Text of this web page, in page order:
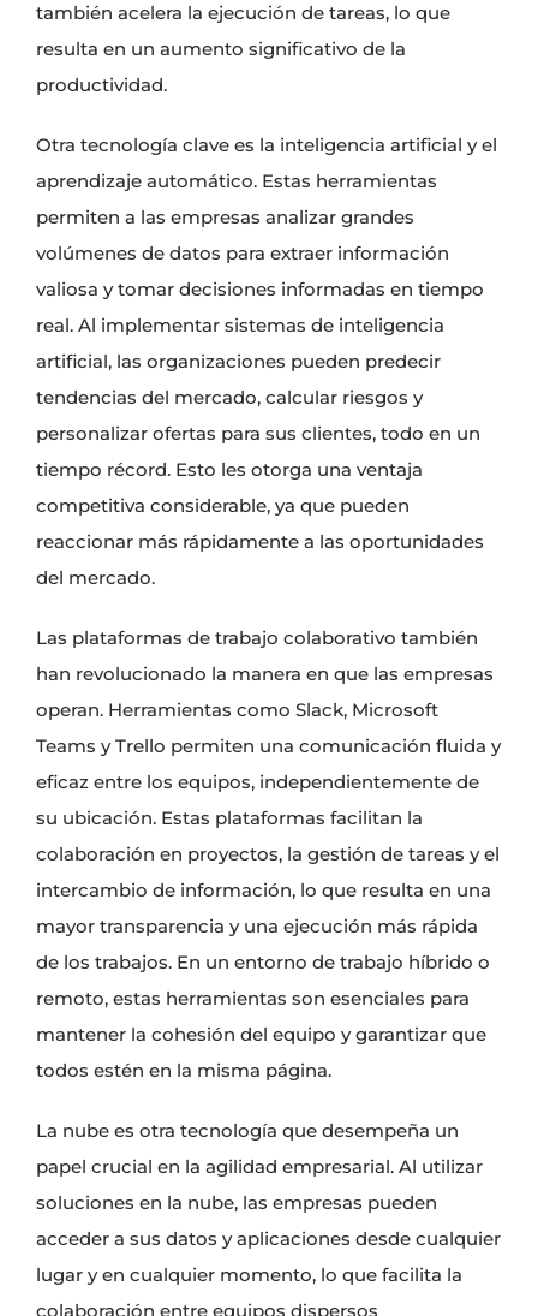
también acelera la ejecución de tareas, lo que
resulta en un aumento significativo de la
productividad.
Otra tecnología clave es la inteligencia artificial y el
aprendizaje automático. Estas herramientas
permiten a las empresas analizar grandes
volúmenes de datos para extraer información
valiosa y tomar decisiones informadas en tiempo
real. Al implementar sistemas de inteligencia
artificial, las organizaciones pueden predecir
tendencias del mercado, calcular riesgos y
personalizar ofertas para sus clientes, todo en un
tiempo récord. Esto les otorga una ventaja
competitiva considerable, ya que pueden
reaccionar más rápidamente a las oportunidades
del mercado.
Las plataformas de trabajo colaborativo también
han revolucionado la manera en que las empresas
operan. Herramientas como Slack, Microsoft
Teams y Trello permiten una comunicación fluida y
eficaz entre los equipos, independientemente de
su ubicación. Estas plataformas facilitan la
colaboración en proyectos, la gestión de tareas y el
intercambio de información, lo que resulta en una
mayor transparencia y una ejecución más rápida
de los trabajos. En un entorno de trabajo híbrido o
remoto, estas herramientas son esenciales para
mantener la cohesión del equipo y garantizar que
todos estén en la misma página.
La nube es otra tecnología que desempeña un
papel crucial en la agilidad empresarial. Al utilizar
soluciones en la nube, las empresas pueden
acceder a sus datos y aplicaciones desde cualquier
lugar y en cualquier momento, lo que facilita la
colaboración entre equipos dispersos